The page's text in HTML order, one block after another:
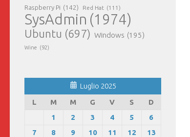
Raspberry Pi (142) Red Hat (111)
SysAdmin (1974)
Ubuntu (697) Windows (195)
Wine (92)
Luglio 2025
L
M M G V S
D
1
2 3 4 5
6
7
8 9 10 11 12
13